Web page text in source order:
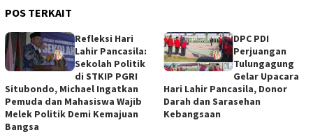
POS TERKAIT
Refleksi Hari
Lahir Pancasila:
Sekolah Politik
di STKIP PGRI
Situbondo, Michael Ingatkan
Pemuda dan Mahasiswa Wajib
Melek Politik Demi Kemajuan
Bangsa
DPC PDI
Perjuangan
Tulungagung
Gelar Upacara
Hari Lahir Pancasila, Donor
Darah dan Sarasehan
Kebangsaan